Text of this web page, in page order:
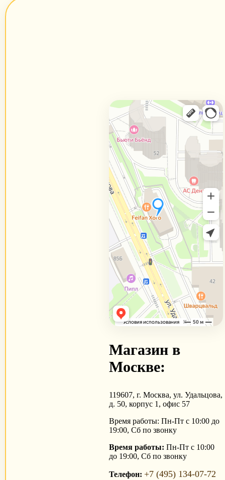
Магазин в
Москве:
119607, г. Москва, ул. Удальцова,
д. 50, корпус 1, офис 57
Время работы: Пн-Пт с 10:00 до
19:00, Сб по звонку
Время работы: Пн-Пт с 10:00
до 19:00, Сб по звонку
Телефон: +7 (495) 134-07-72